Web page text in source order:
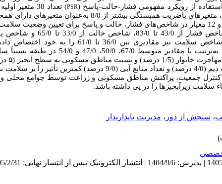
از رویکرد مفهومی فشار-حالت-پاسخ (PSR) تعداد 38 متغیر
معیارضریب همبستگی پیرسون، متغیرهای باضریب همبستگی بیشتر
و به‌ترتیب از 11، 9 و 12 معیار در شاخص‌های فشار، حالت و پاسخ برای تعیین
زیرآبخیزهای مختلف متغیر بود. همچنین شاخص سلامت نیز
شاخص‌های فشار، حالت، پاسخ و سلامت به‌ترتیب با
مهاجرت
کاهش سلامت و نسبت اراضی آبی-باغی به دیم (4/0 درصد) و تعداد منابع آبی (9/0
جمعیت، پراکنش مناطق مسکونی و زراعت توسط جوامع محلی و
، سنجش از دور ، مدیریت پایداریدار